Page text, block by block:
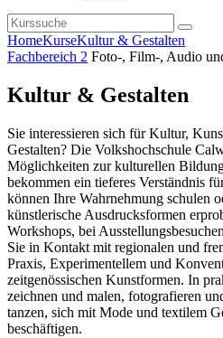
HomeKurseKultur & Gestalten
Fachbereich 2 Foto-, Film-, Audio
Kultur & Gestalten
Sie interessieren sich für Kultur,
Gestalten? Die Volkshochschule
Möglichkeiten zur kulturellen
bekommen ein tieferes Verständnis
können Ihre Wahrnehmung schulen
künstlerische Ausdrucksformen
Workshops, bei
Sie in Kontakt mit regionalen und
Praxis, Experimentellem und
zeitgenössischen Kunstformen. In
zeichnen und malen, fotografieren
tanzen, sich mit Mode und textilem
beschäftigen.